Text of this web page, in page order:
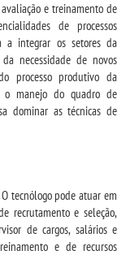
e treinamento de
de processos
a integrar os setores da
necessidade de novos
processo produtivo da
o manejo do quadro de
dominar as técnicas de
tecnólogo pode atuar em
recrutamento e seleção,
de cargos, salários e
e de recursos